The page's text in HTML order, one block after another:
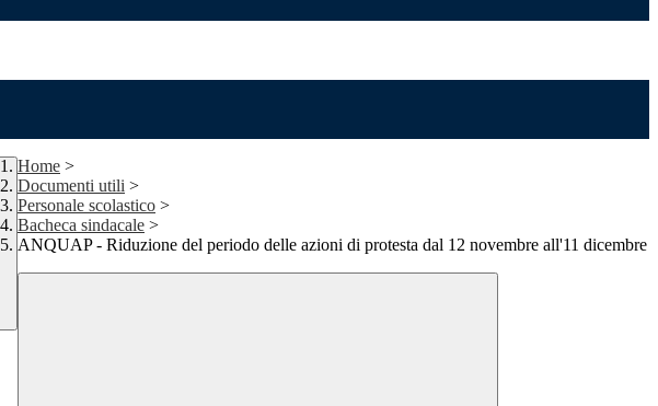
Home >
Documenti utili >
Personale scolastico >
Bacheca sindacale >
ANQUAP - Riduzione del periodo delle azioni di protesta dal 12 novembre all'11 dicembre